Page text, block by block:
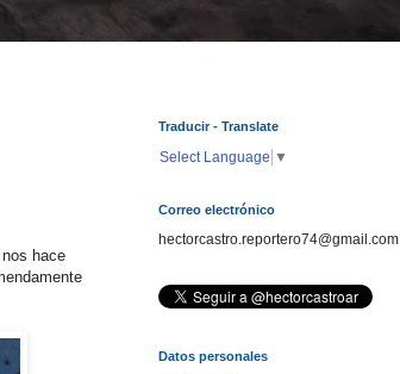
hace
Traducir - Translate
Select Language ▼
Correo electrónico
hectorcastro.reportero74@gmail.com
Datos personales